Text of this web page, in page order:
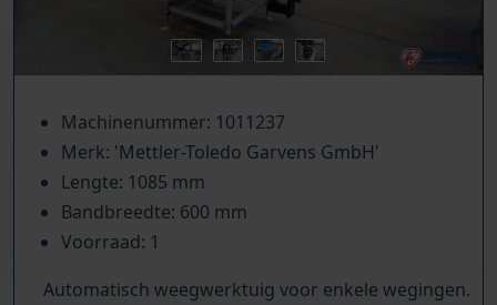
Machinenummer: 1011237
Merk: 'Mettler-Toledo Garvens GmbH'
Lengte: 1085 mm
Bandbreedte: 600 mm
Voorraad: 1
Automatisch weegwerktuig voor enkele wegingen.